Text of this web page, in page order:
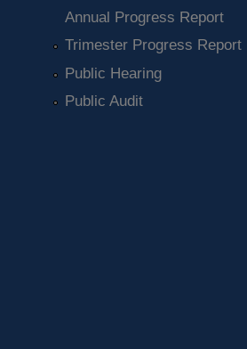
Annual Progress Report
Trimester Progress Report
Public Hearing
Public Audit